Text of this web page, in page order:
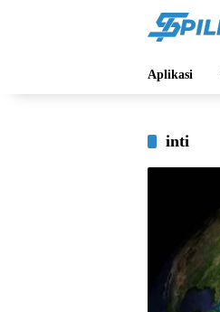
Aplikasi
inti